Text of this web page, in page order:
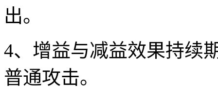
出。
4、增益与减益效果持续
普通攻击。